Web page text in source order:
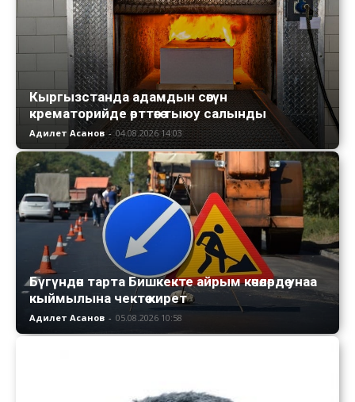
Кыргызстанда адамдын сөөгүн
крематорийде өрттөөгө тыюу салынды
Адилет Асанов - 04.08.2026 14:03
Бүгүндөн тарта Бишкекте айрым көчөлөрдө унаа
кыймылына чектөө кирет
Адилет Асанов - 05.08.2026 10:58